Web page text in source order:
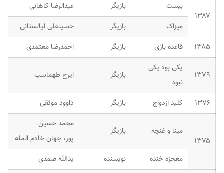
۱۳۸۷
بیست بازیگر
عبدالرضا کاهانی
میزاک
بازیگر
حسینعلی لیالستانی
۱۳۸۵
قاعده بازی بازیگر احمدرضا معتمدی
۱۳۷۹
یکی بود یکی
نبود
بازیگر ایرج طهماسب
۱۳۷۶ کلید ازدواج بازیگر داوود موثقی
۱۳۷۵
مینا و غنچه بازیگر
محمد حسین
پور، جهان خادم المله
معجزه خنده
نویسنده یدالله صمدی